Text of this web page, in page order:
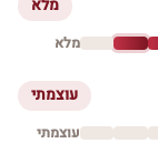
מלא
מלא
עוצמתי
עוצמתי